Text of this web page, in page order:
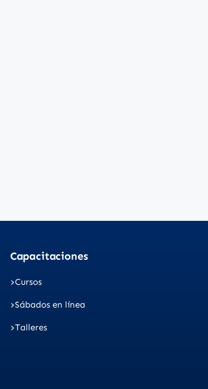
Capacitaciones
Cursos
Sábados en línea
Talleres